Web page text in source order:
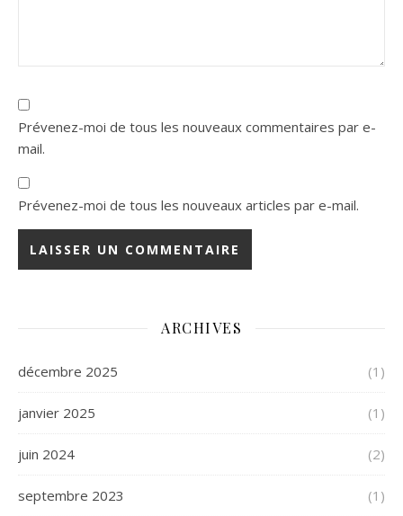
Prévenez-moi de tous les nouveaux commentaires par e-
mail.
Prévenez-moi de tous les nouveaux articles par e-mail.
ARCHIVES
décembre 2025 (1)
janvier 2025 (1)
juin 2024 (2)
septembre 2023 (1)